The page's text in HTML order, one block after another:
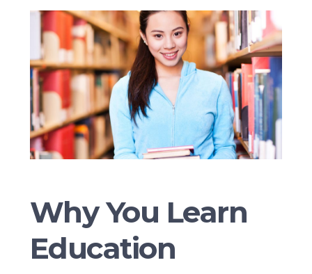
Why You Learn
Education